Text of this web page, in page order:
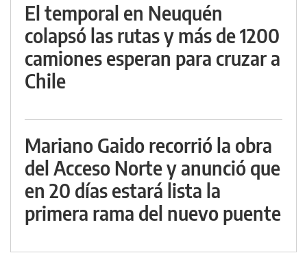
El temporal en Neuquén
colapsó las rutas y más de 1200
camiones esperan para cruzar a
Chile
Mariano Gaido recorrió la obra
del Acceso Norte y anunció que
en 20 días estará lista la
primera rama del nuevo puente